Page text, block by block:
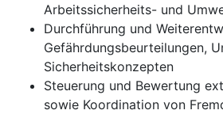
Arbeitssicherheits- und
Durchführung und
Gefährdungsbeurteilungen,
Sicherheitskonzepten
Steuerung und Bewertung
sowie Koordination von